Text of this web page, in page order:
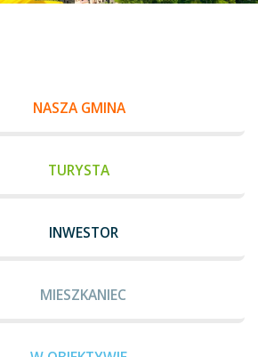
NASZA GMINA
TURYSTA
INWESTOR
MIESZKANIEC